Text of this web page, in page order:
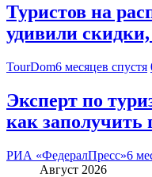
Туристов на
удивили
TourDom6 месяцев спустя
Эксперт по
как заполучить
РИА «ФедералПресс»6
Август 2026